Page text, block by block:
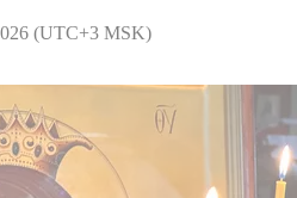
(UTC+3 MSK)